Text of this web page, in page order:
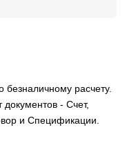
безналичному расчету.
- Счет,
и Спецификации.